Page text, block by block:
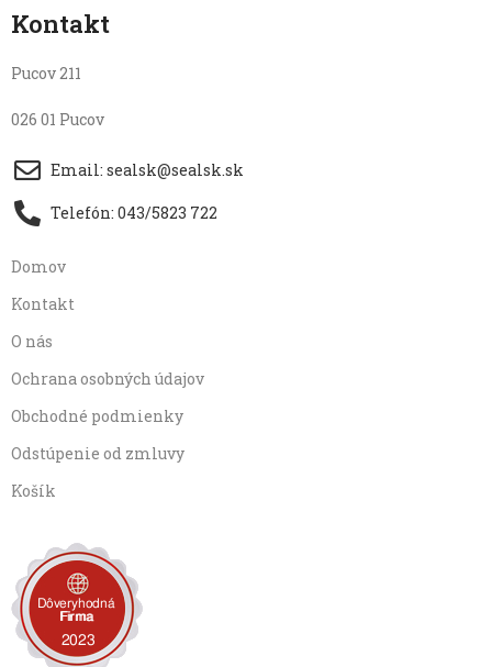
Kontakt
Pucov 211
026 01 Pucov
Email: sealsk@sealsk.sk
Telefón: 043/5823 722
Domov
Kontakt
O nás
Ochrana osobných údajov
Obchodné podmienky
Odstúpenie od zmluvy
Košík